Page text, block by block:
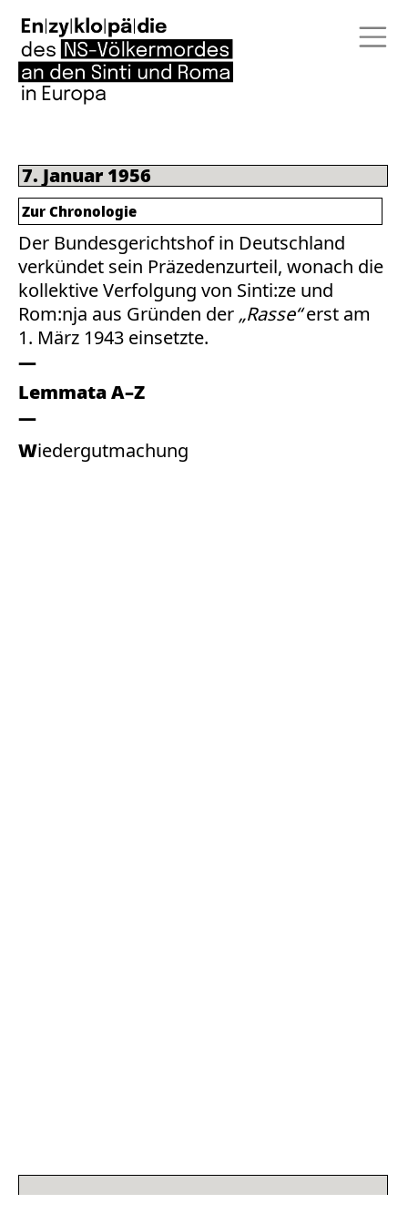
7. Januar 1956
Der Bundesgerichtshof in Deutschland
verkündet sein Präzedenzurteil, wonach die
kollektive Verfolgung von Sinti:ze und
Rom:nja aus Gründen der „Rasse“erst am
1. März 1943 einsetzte.
Lemmata A–Z
Wiedergutmachung
Zur Chronologie